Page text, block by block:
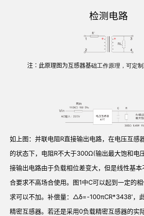
检测电路
注 ∶此原理图为互感器基础工作原理 ，可定制
如上图：并联电阻R直接输出电路，在电压互感
的状态下，电阻R不大于300Ω(输出最大饱和电
接输出电路由于负载相位差变大，但是线性基
合要求不高场合使用。图1中C可以起到一定的
求可以不加。补偿量：△δ=-100πCR*3438′，
精密互感器。若还是采用0负载精密互感器的实